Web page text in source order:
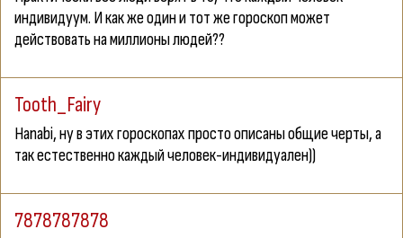
индивидуум. И как же один и тот же гороскоп может
действовать на миллионы людей??
Tooth_Fairy
Hanabi, ну в этих гороскопах просто описаны общие черты, а
так естественно каждый человек-индивидуален))
7878787878